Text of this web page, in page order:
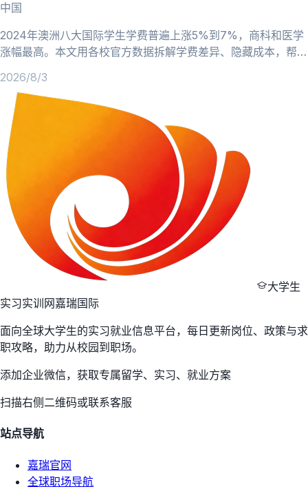
中国
2024年澳洲八大国际学生学费普遍上涨5%到7%，商科和医学
涨幅最高。本文用各校官方数据拆解学费差异、隐藏成本，帮你
2026/8/3
大学生
实习实训网嘉瑞国际
面向全球大学生的实习就业信息平台，每日更新岗位、政策与求
职攻略，助力从校园到职场。
添加企业微信，获取专属留学、实习、就业方案
扫描右侧二维码或联系客服
站点导航
嘉瑞官网
全球职场导航